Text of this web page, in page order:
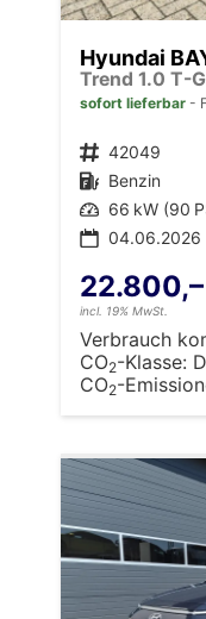
Hyundai
sofort lieferbar
Fahrzeugnr. 42049
Kraftstoff Benzin
Leistung 66 kW (90
04.06.2026
incl. 19% MwSt.
Verbrauch
CO2-Klasse: D
CO2-